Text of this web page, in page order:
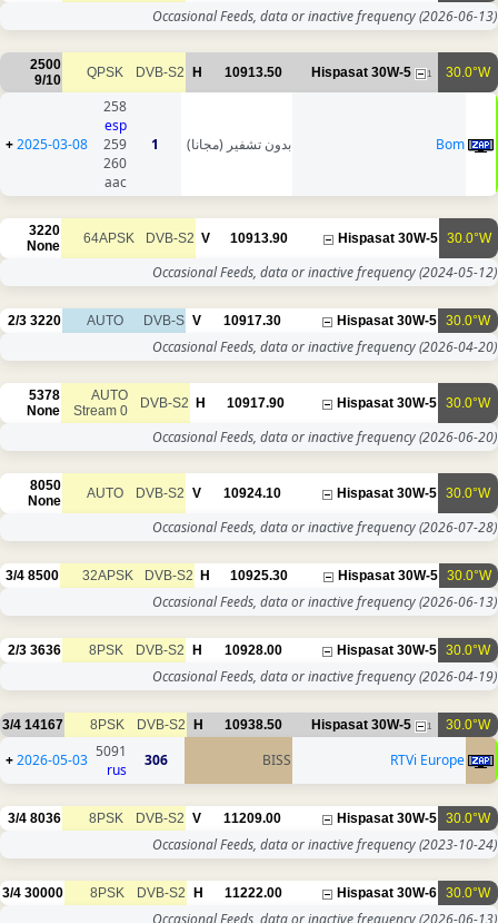
Occasional Feeds, data or
10913.50
H
DVB-S2
QPSK
2500
9/10
بدون تشفير (مجانا)
259
2025-03-08
10913.90
V
DVB-S2
64APSK
3220
None
Occasional Feeds, data or
10917.30
V
DVB-S
AUTO
3220
2/3
Occasional Feeds, data or
10917.90
H
DVB-S2
AUTO
Stream 0
5378
None
Occasional Feeds, data or
10924.10
V
DVB-S2
AUTO
8050
None
Occasional Feeds, data or
10925.30
H
DVB-S2
32APSK
8500
3/4
Occasional Feeds, data or
10928.00
H
DVB-S2
8PSK
3636
2/3
Occasional Feeds, data or
10938.50
H
DVB-S2
8PSK
14167
3/4
BISS
5091
rus
11209.00
V
DVB-S2
8PSK
8036
3/4
Occasional Feeds, data or
11222.00
H
DVB-S2
8PSK
30000
3/4